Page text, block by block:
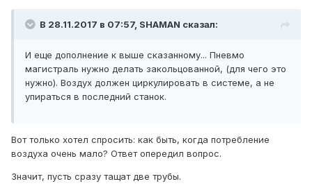
В 28.11.2017 в 07:57, SHAMAN сказал:
И еще дополнение к выше сказанному... Пневмо
магистраль нужно делать закольцованной, (для чего это
нужно). Воздух должен циркулировать в системе, а не
упираться в последний станок.
Вот только хотел спросить: как быть, когда потребление
воздуха очень мало? Ответ опередил вопрос.
Значит, пусть сразу тащат две трубы.